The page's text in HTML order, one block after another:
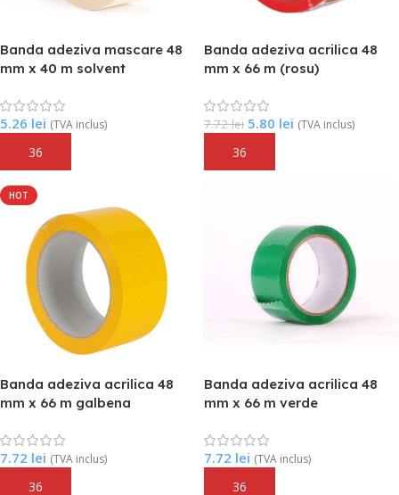
Banda adeziva mascare 48
mm x 40 m solvent
5.26 lei (TVA inclus)
Adaugă În Coș
Banda adeziva acrilica 48
mm x 66 m (rosu)
7.72lei 5.80 lei (TVA inclus)
Adaugă În Coș
HOT
Banda adeziva acrilica 48
mm x 66 m galbena
7.72 lei (TVA inclus)
Adaugă În Coș
Banda adeziva acrilica 48
mm x 66 m verde
7.72 lei (TVA inclus)
Adaugă În Coș